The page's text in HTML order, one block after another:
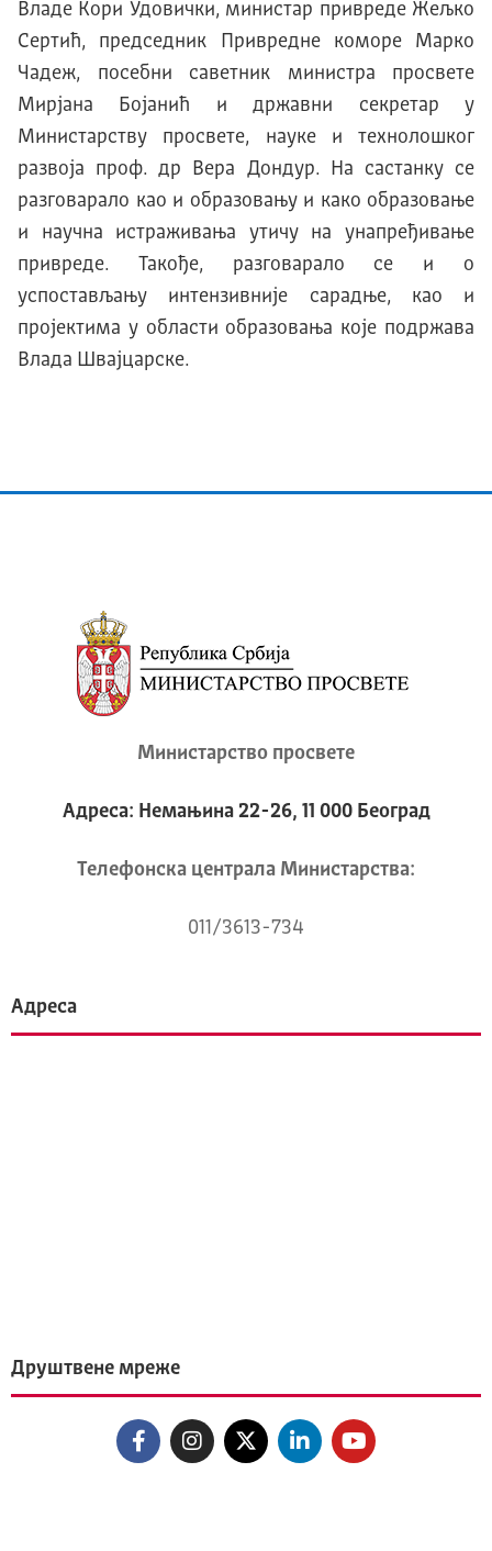
Владе Кори Удовички, министар привреде Жељко
Сертић, председник Привредне коморе Марко
Чадеж, посебни саветник министра просвете
Мирјана Бојанић и државни секретар у
Министарству просвете, науке и технолошког
развоја проф. др Вера Дондур. На састанку се
разговарало као и образовању и како образовање
и научна истраживања утичу на унапређивање
привреде. Такође, разговарало се и о
успостављању интензивније сарадње, као и
пројектима у области образовања које подржава
Влада Швајцарске.
Министарство просвете
Адреса: Немањина 22-26, 11 000 Београд
Телeфонска централа Mинистарства:
011/3613-734
Адреса
Друштвене мреже